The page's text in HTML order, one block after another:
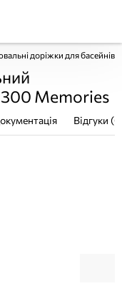
доріжки для басейнів
Memories
Відгуки